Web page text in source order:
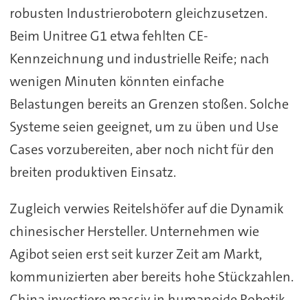
robusten Industrierobotern gleichzusetzen.
Beim Unitree G1 etwa fehlten CE-
Kennzeichnung und industrielle Reife; nach
wenigen Minuten könnten einfache
Belastungen bereits an Grenzen stoßen. Solche
Systeme seien geeignet, um zu üben und Use
Cases vorzubereiten, aber noch nicht für den
breiten produktiven Einsatz.
Zugleich verwies Reitelshöfer auf die Dynamik
chinesischer Hersteller. Unternehmen wie
Agibot seien erst seit kurzer Zeit am Markt,
kommunizierten aber bereits hohe Stückzahlen.